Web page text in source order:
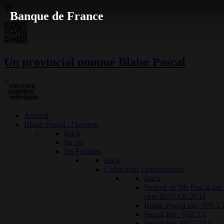
Un provincial nommé Blaise Pascal
Accueil
Blaise Pascal : l'homme
Back
Sa vie
En Portraits
Back
Collections clermontoises
Back
Portrait de Mr Pascal fait
père BOYER 2034
Blaise Pascal Inv. 999.3.1
Pascal Inv : 992.5.1
Banque de France